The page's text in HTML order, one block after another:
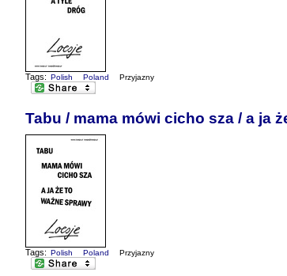
Tags: Polish Poland Przyjazny
Tabu / mama mówi cicho sza / a ja
Tags: Polish Poland Przyjazny